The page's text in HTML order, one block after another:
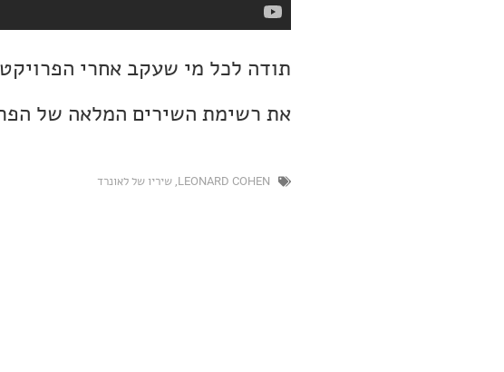
תודה לכל מי שעקב אחרי
את רשימת השירים המלאה של
LEONARD COHEN
,שיריו של לאונרד